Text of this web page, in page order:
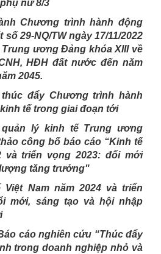
nữ 8/3
Chương trình hành động
29-NQ/TW ngày 17/11/2022
ương Đảng khóa XIII về
HĐH đất nước đến năm
2045.
đẩy Chương trình hành
tế trong giai đoạn tới
quản lý kinh tế Trung ương
công bố báo cáo “Kinh tế
và triển vọng 2023: đổi mới
tăng trưởng"
Nam năm 2024 và triển
mới, sáng tạo và hội nhập
cáo nghiên cứu “Thúc đẩy
trong doanh nghiệp nhỏ và